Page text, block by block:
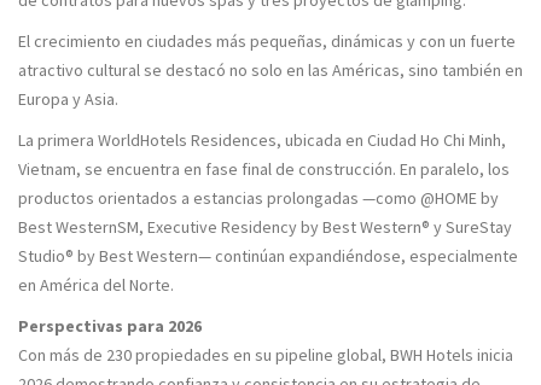
El crecimiento en ciudades más pequeñas, dinámicas y con un fuerte
atractivo cultural se destacó no solo en las Américas, sino también en
Europa y Asia.
La primera WorldHotels Residences, ubicada en Ciudad Ho Chi Minh,
Vietnam, se encuentra en fase final de construcción. En paralelo, los
productos orientados a estancias prolongadas —como @HOME by
Best WesternSM, Executive Residency by Best Western® y SureStay
Studio® by Best Western— continúan expandiéndose, especialmente
en América del Norte.
Perspectivas para 2026
Con más de 230 propiedades en su pipeline global, BWH Hotels inicia